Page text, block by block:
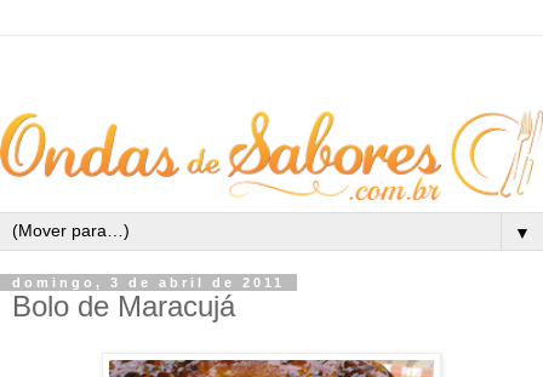
▼
domingo, 3 de abril de 2011
Bolo de Maracujá